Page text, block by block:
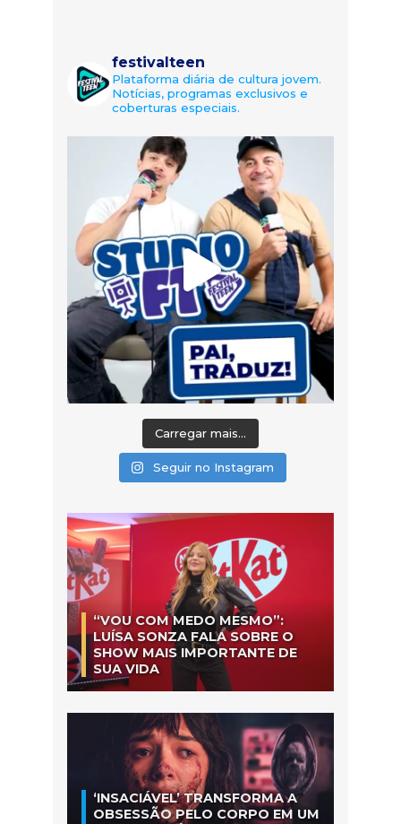
festivalteen
Plataforma diária de cultura jovem.
Notícias, programas exclusivos e
coberturas especiais.
Carregar mais...
Seguir no Instagram
“VOU COM MEDO MESMO”:
LUÍSA SONZA FALA SOBRE O
SHOW MAIS IMPORTANTE DE
SUA VIDA
‘INSACIÁVEL’ TRANSFORMA A
OBSESSÃO PELO CORPO EM UM